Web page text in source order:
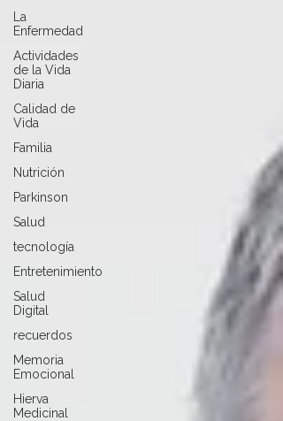
La
Enfermedad
Actividades
de la Vida
Diaria
Calidad de
Vida
Familia
Nutrición
Parkinson
Salud
tecnología
Entretenimiento
Salud
Digital
recuerdos
Memoria
Emocional
Hierva
Medicinal